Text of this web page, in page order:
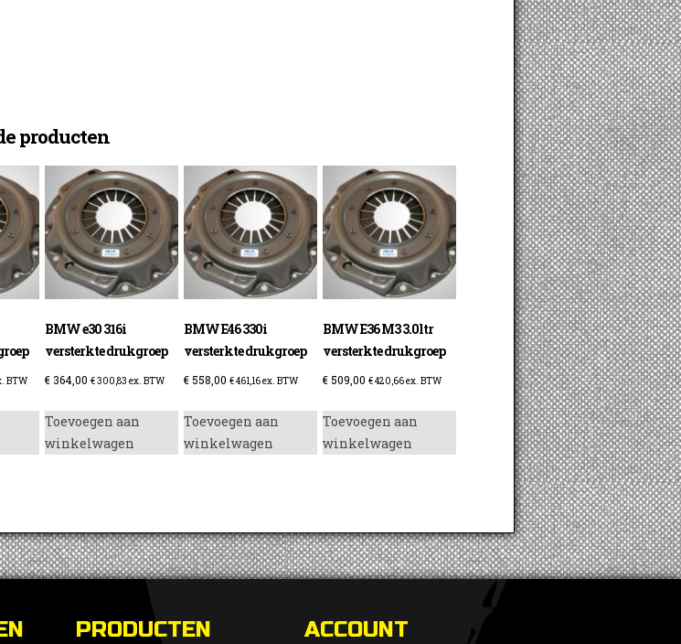
producten
BTW
BMW e30 316i
versterkte drukgroep
€ 364,00 €300,83 ex. BTW
Toevoegen aan
winkelwagen
BMW E46 330i
versterkte drukgroep
€558,00 €461,16ex. BTW
Toevoegen aan
winkelwagen
BMW E36 M3 3.0ltr
versterkte drukgroep
€509,00 €420,66ex. BTW
Toevoegen aan
winkelwagen
PRODUCTEN ACCOUNT